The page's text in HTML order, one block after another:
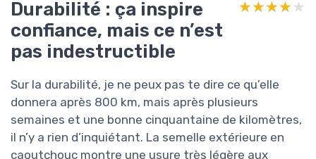
Durabilité : ça inspire
confiance, mais ce n’est
pas indestructible
★★★★★
★★★★★
Sur la durabilité, je ne peux pas te dire ce qu’elle
donnera après 800 km, mais après plusieurs
semaines et une bonne cinquantaine de kilomètres,
il n’y a rien d’inquiétant. La semelle extérieure en
caoutchouc montre une usure très légère aux